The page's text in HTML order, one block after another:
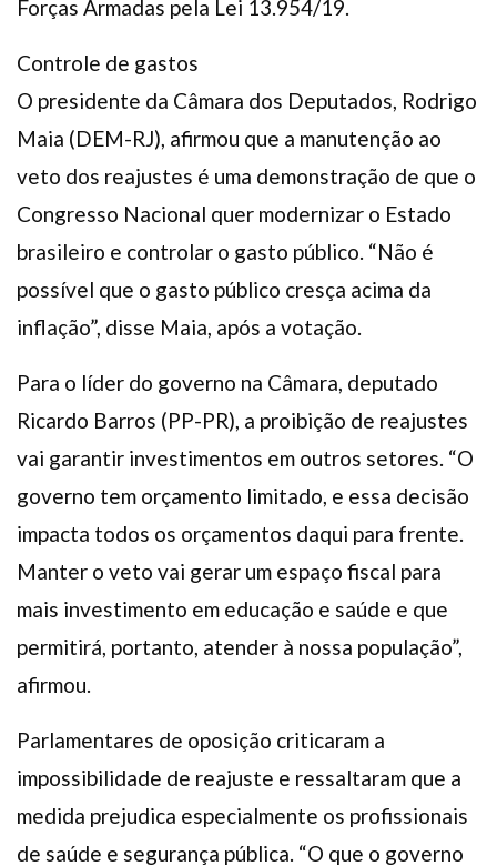
Forças Armadas pela Lei 13.954/19.
Controle de gastos
O presidente da Câmara dos Deputados, Rodrigo
Maia (DEM-RJ), afirmou que a manutenção ao
veto dos reajustes é uma demonstração de que o
Congresso Nacional quer modernizar o Estado
brasileiro e controlar o gasto público. “Não é
possível que o gasto público cresça acima da
inflação”, disse Maia, após a votação.
Para o líder do governo na Câmara, deputado
Ricardo Barros (PP-PR), a proibição de reajustes
vai garantir investimentos em outros setores. “O
governo tem orçamento limitado, e essa decisão
impacta todos os orçamentos daqui para frente.
Manter o veto vai gerar um espaço fiscal para
mais investimento em educação e saúde e que
permitirá, portanto, atender à nossa população”,
afirmou.
Parlamentares de oposição criticaram a
impossibilidade de reajuste e ressaltaram que a
medida prejudica especialmente os profissionais
de saúde e segurança pública. “O que o governo